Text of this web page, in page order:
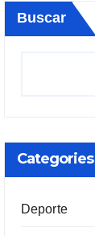
Buscar
Categories
Deporte